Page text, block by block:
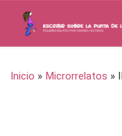
Saltar al contenido
Inicio » Microrrelatos »